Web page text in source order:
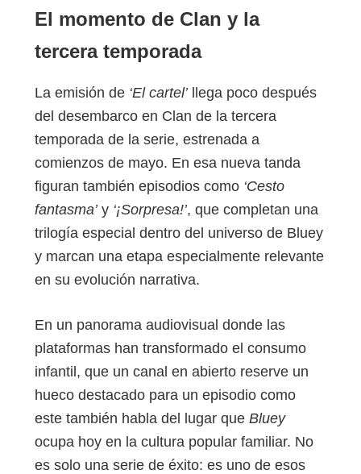
El momento de Clan y la
tercera temporada
La emisión de ‘El cartel’llega poco después
del desembarco en Clan de la tercera
temporada de la serie, estrenada a
comienzos de mayo. En esa nueva tanda
figuran también episodios como ‘Cesto
fantasma’y ‘¡Sorpresa!’, que completan una
trilogía especial dentro del universo de Bluey
y marcan una etapa especialmente relevante
en su evolución narrativa.
En un panorama audiovisual donde las
plataformas han transformado el consumo
infantil, que un canal en abierto reserve un
hueco destacado para un episodio como
este también habla del lugar que Bluey
ocupa hoy en la cultura popular familiar. No
es solo una serie de éxito: es uno de esos